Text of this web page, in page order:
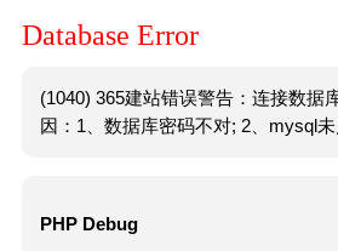
Database Error
(1040) 365建站错误警告：连接数据
因：1、数据库密码不对; 2、mysql未
PHP Debug